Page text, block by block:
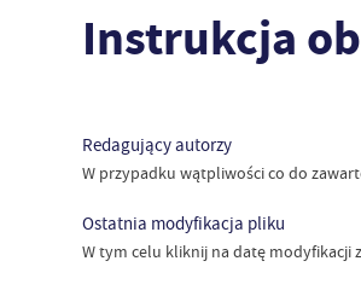
Instrukcja
Redagujący autorzy
W przypadku wątpliwości co do
Ostatnia modyfikacja pliku
W tym celu kliknij na datę modyfikacji